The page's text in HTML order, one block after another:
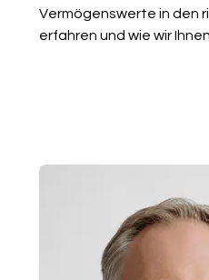
Vermögenswerte in den
erfahren und wie wir